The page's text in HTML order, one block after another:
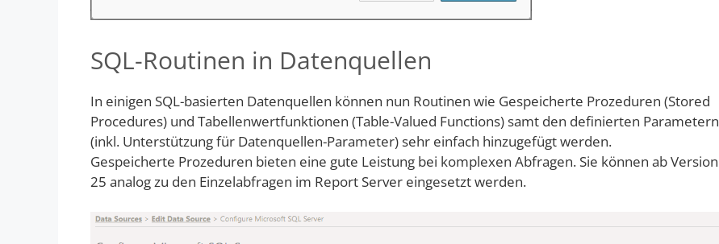
SQL-Routinen in Datenquellen
In einigen SQL-basierten Datenquellen können nun Routinen wie Gespeicherte Prozeduren (Stored
Procedures) und Tabellenwertfunktionen (Table-Valued Functions) samt den definierten Parametern
(inkl. Unterstützung für Datenquellen-Parameter) sehr einfach hinzugefügt werden.
Gespeicherte Prozeduren bieten eine gute Leistung bei komplexen Abfragen. Sie können ab Version
25 analog zu den Einzelabfragen im Report Server eingesetzt werden.